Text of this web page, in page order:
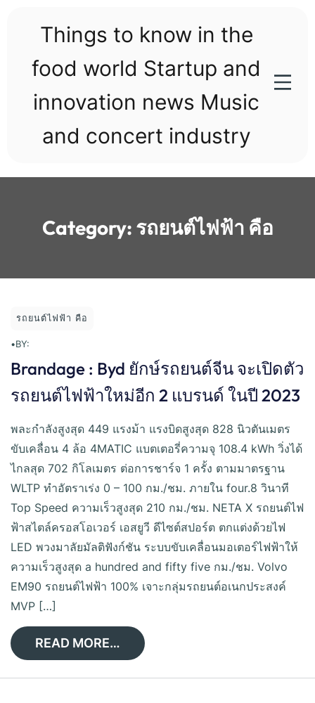
Things to know in the
food world Startup and
innovation news Music
and concert industry
Category: รถยนต์ไฟฟ้า คือ
รถยนต์ไฟฟ้า คือ
•BY:
Brandage : Byd ยักษ์รถยนต์จีน จะเปิดตัว
รถยนต์ไฟฟ้าใหม่อีก 2 แบรนด์ ในปี 2023
พละกำลังสูงสุด 449 แรงม้า แรงบิดสูงสุด 828 นิวตันเมตร
ขับเคลื่อน 4 ล้อ 4MATIC แบตเตอรี่ความจุ 108.4 kWh วิ่งได้
ไกลสุด 702 กิโลเมตร ต่อการชาร์จ 1 ครั้ง ตามมาตรฐาน
WLTP ทำอัตราเร่ง 0 – 100 กม./ชม. ภายใน four.8 วินาที
Top Speed ความเร็วสูงสุด 210 กม./ชม. NETA X รถยนต์ไฟ
ฟ้าสไตล์ครอสโอเวอร์ เอสยูวี ดีไซต์สปอร์ต ตกแต่งด้วยไฟ
LED พวงมาลัยมัลติฟังก์ชัน ระบบขับเคลื่อนมอเตอร์ไฟฟ้าให้
ความเร็วสูงสุด a hundred and fifty five กม./ชม. Volvo
EM90 รถยนต์ไฟฟ้า 100% เจาะกลุ่มรถยนต์อเนกประสงค์
MVP […]
READ MORE…